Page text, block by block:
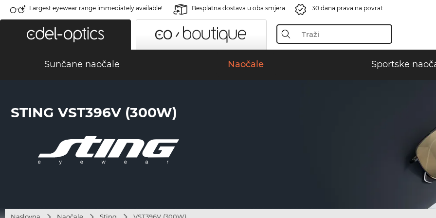
Largest eyewear range immediately available! Besplatna dostava u oba smjera 30 dana prava na povrat
Sunčane naočale Naočale Sportske
STING VST396V (300W)